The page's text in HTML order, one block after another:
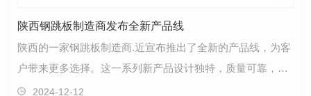
陕西钢跳板制造商发布全新产品线
陕西的一家钢跳板制造商.近宣布推出了全新的产品线，为客
户带来更多选择。这一系列新产品设计独特，质量可靠，注
重细节，以满足不同行业和需求。新产品线结合了..…
2024-12-12